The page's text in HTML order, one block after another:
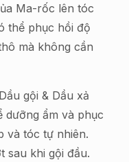
Ma-rốc lên tóc
thể phục hồi độ
mà không cần
gội & Dầu xả
dưỡng ẩm và phục
và tóc tự nhiên.
sau khi gội đầu.